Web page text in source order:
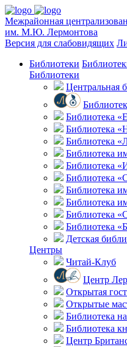
Межрайонная
им. М.Ю. Лермонтова
Версия для слабовидящих
Библиотеки
Библиотеки
Центральная
Библиотека
Библиотека
Библиотека
Библиотека
Библиотека
Библиотека
Библиотека
Библиотека
Библиотека
Библиотека
Детская
Центры
Читай-Клуб
Центр
Открытая
Открытые
Библиотека
Библиотека
Центр